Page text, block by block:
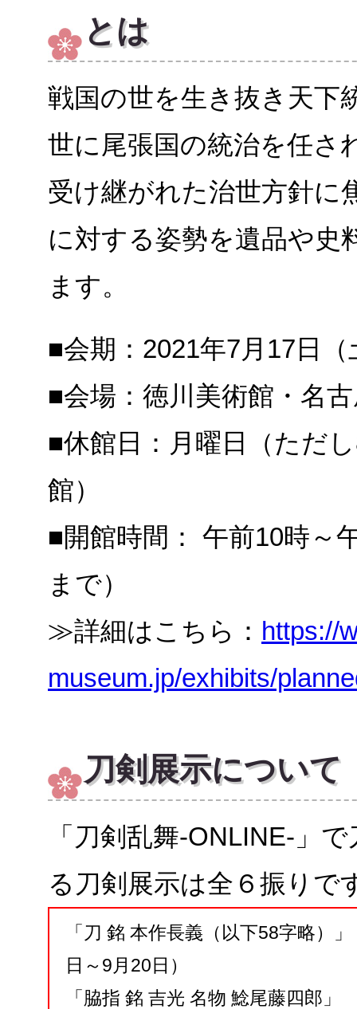
とは
戦国の世を生き抜き天下
世に尾張国の統治を任さ
受け継がれた治世方針に
に対する姿勢を遺品や史
ます。
■会期：2021年7月17日
■会場：徳川美術館・名
■休館日：月曜日（ただ
館）
■開館時間： 午前10時～
まで）
≫詳細はこちら： https://
museum.jp/exhibits/
刀剣展示について
「刀剣乱舞-ONLINE-」
る刀剣展示は全６振りで
「刀 銘 本作長義（以下58字略）
日～9月20日）
「脇指 銘 吉光 名物 鯰尾藤四郎